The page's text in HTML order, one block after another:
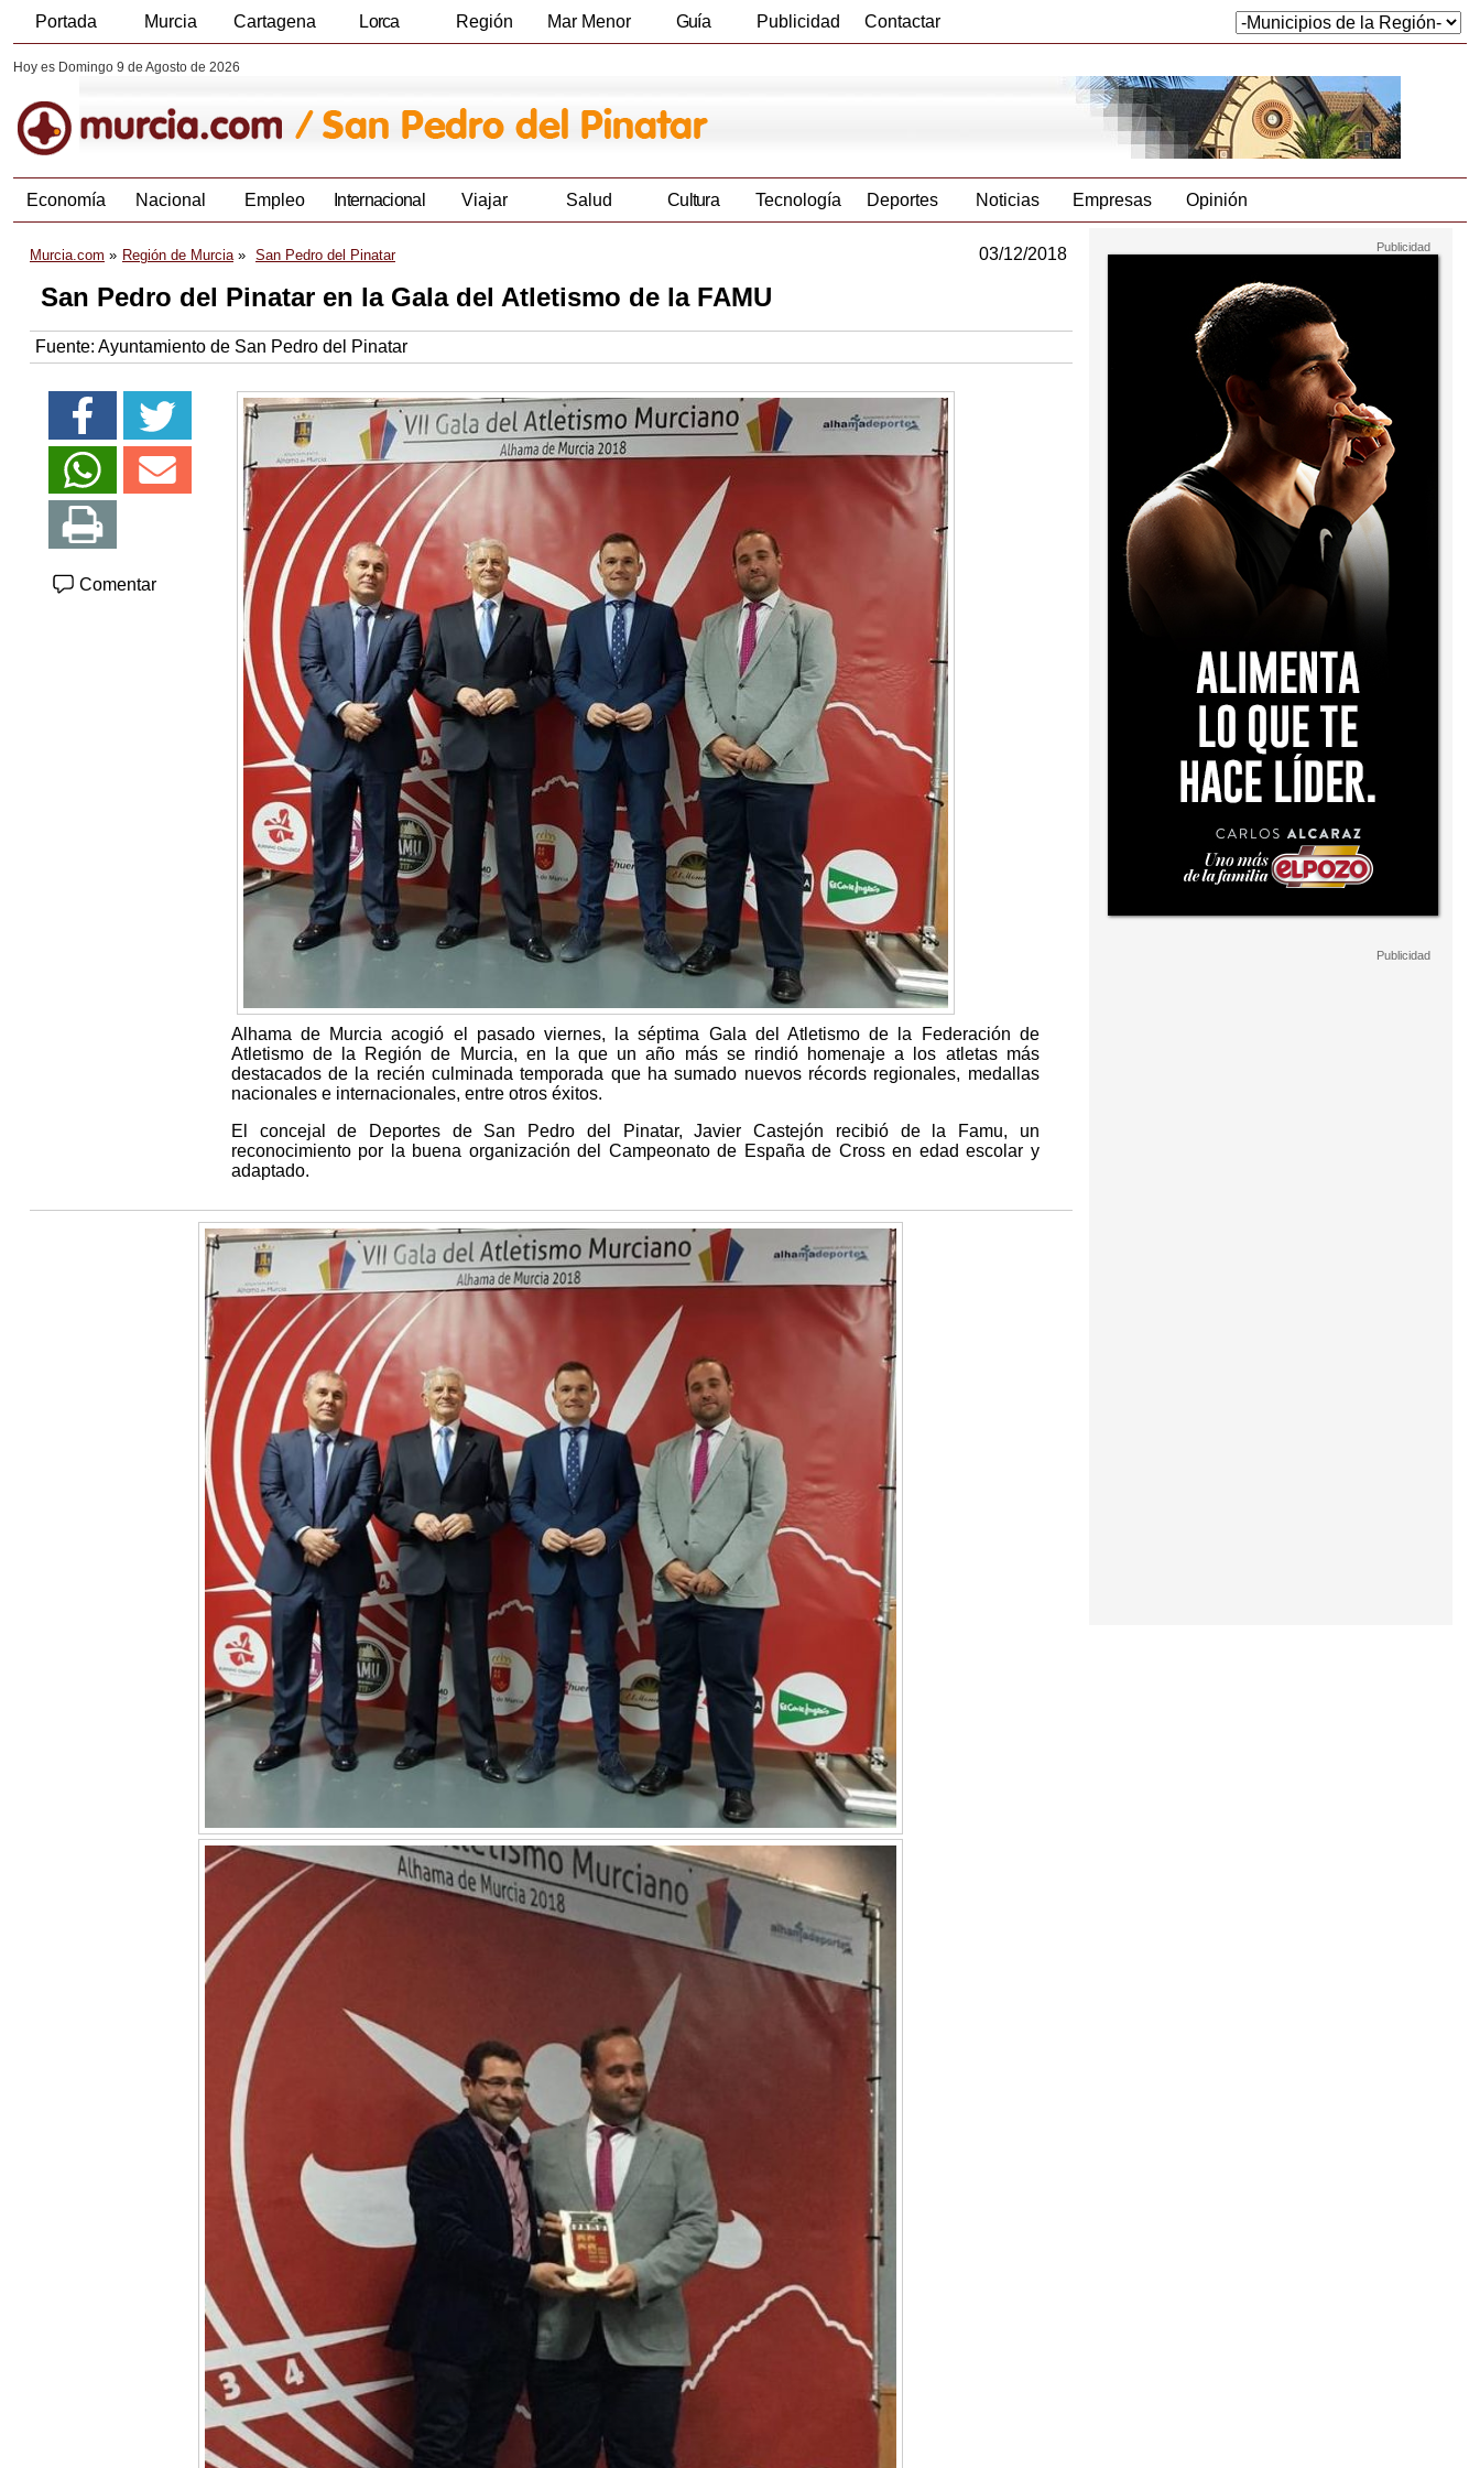
Portada Murcia Cartagena Lorca Región Mar Menor Guía Publicidad Contactar
Hoy es Domingo 9 de Agosto de 2026
Economía Nacional Empleo Internacional Viajar Salud Cultura Tecnología Deportes Noticias Empresas Opinión
Murcia.com Región de Murcia San Pedro del Pinatar 03/12/2018
San Pedro del Pinatar en la Gala del Atletismo de la FAMU
Fuente: Ayuntamiento de San Pedro del Pinatar
Comentar
Alhama de Murcia acogió el pasado viernes, la séptima Gala del Atletismo de la Federación de
Atletismo de la Región de Murcia, en la que un año más se rindió homenaje a los atletas más
destacados de la recién culminada temporada que ha sumado nuevos récords regionales, medallas
nacionales e internacionales, entre otros éxitos.
El concejal de Deportes de San Pedro del Pinatar, Javier Castejón recibió de la Famu, un
reconocimiento por la buena organización del Campeonato de España de Cross en edad escolar y
adaptado.